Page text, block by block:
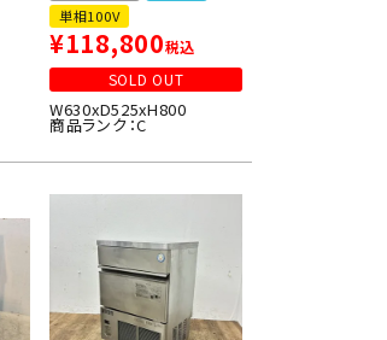
単相100V
¥118,800税込
SOLD OUT
W630xD525xH800
商品ランク：C